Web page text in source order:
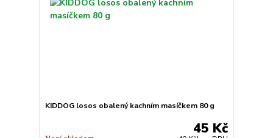
KIDDOG losos obalený kachním masíčkem 80 g
45 Kč